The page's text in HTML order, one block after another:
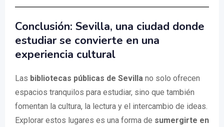
Conclusión: Sevilla, una ciudad donde
estudiar se convierte en una
experiencia cultural
Las bibliotecas públicas de Sevilla no solo ofrecen
espacios tranquilos para estudiar, sino que también
fomentan la cultura, la lectura y el intercambio de ideas.
Explorar estos lugares es una forma de sumergirte en